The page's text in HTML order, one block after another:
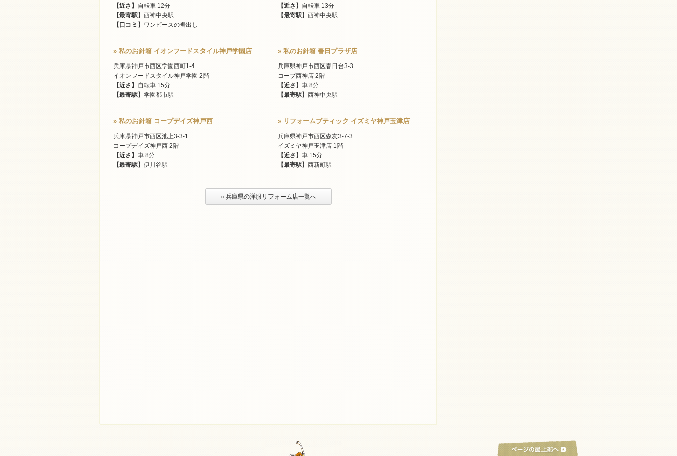
【近さ】 自転車 12分
【最寄駅】 西神中央駅
【口コミ】 ワンピースの裾出し
【近さ】 自転車 13分
【最寄駅】 西神中央駅
» 私のお針箱 イオンフードスタイル神戸学園店
兵庫県神戸市西区学園西町1-4
イオンフードスタイル神戸学園 2階
【近さ】 自転車 15分
【最寄駅】 学園都市駅
» 私のお針箱 春日プラザ店
兵庫県神戸市西区春日台3-3
コープ西神店 2階
【近さ】 車 8分
【最寄駅】 西神中央駅
» 私のお針箱 コープデイズ神戸西
兵庫県神戸市西区池上3-3-1
コープデイズ神戸西 2階
【近さ】 車 8分
【最寄駅】 伊川谷駅
» リフォームブティック イズミヤ神戸玉津店
兵庫県神戸市西区森友3-7-3
イズミヤ神戸玉津店 1階
【近さ】 車 15分
【最寄駅】 西新町駅
» 兵庫県の洋服リフォーム店一覧へ